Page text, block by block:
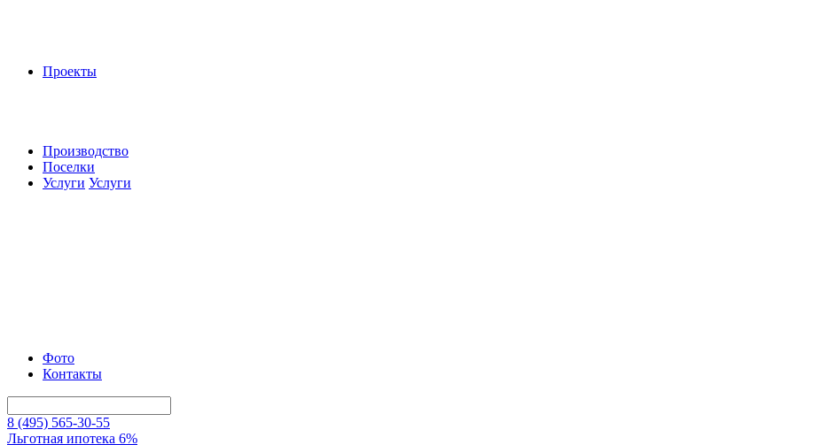
Проекты
Производство
Поселки
Услуги Услуги
Фото
Контакты
8 (495) 565-30-55
Льготная ипотека 6%